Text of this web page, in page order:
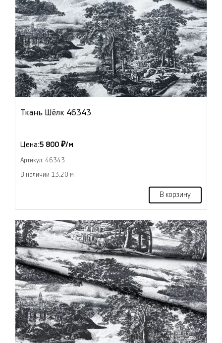
Ткань Шёлк 46343
Цена:5 800 ₽/м
Артикул: 46343
В наличии 13.20 м
В корзину